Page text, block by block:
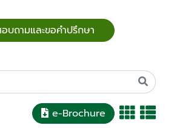
อบถามและขอคำปรึกษา
e-Brochure